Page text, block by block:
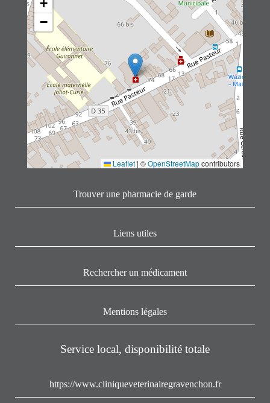
+
−
Leaflet | ©OpenStreetMapcontributors
Trouver une pharmacie de garde
Liens utiles
Rechercher un médicament
Mentions légales
Service local, disponibilité totale
https://www.cliniqueveterinairegravenchon.fr